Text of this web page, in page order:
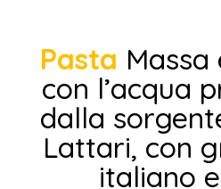
Pasta
con l’acqua
dalla
Lattari, con
italiano